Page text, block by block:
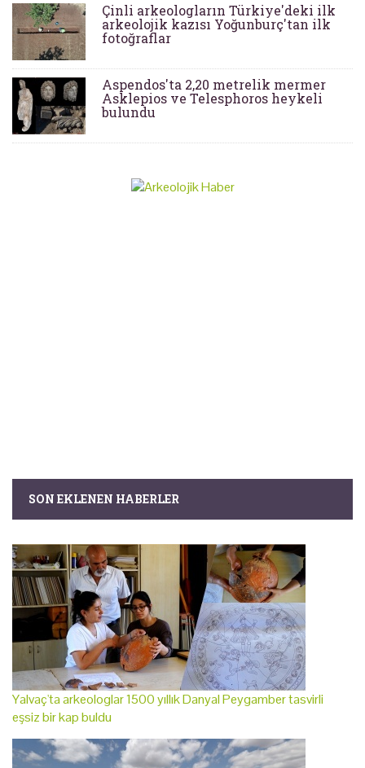
Çinli arkeologların Türkiye'deki ilk
arkeolojik kazısı Yoğunburç'tan ilk
fotoğraflar
Aspendos'ta 2,20 metrelik mermer
Asklepios ve Telesphoros heykeli
bulundu
SON EKLENEN HABERLER
Yalvaç'ta arkeologlar 1500 yıllık Danyal Peygamber tasvirli
eşsiz bir kap buldu